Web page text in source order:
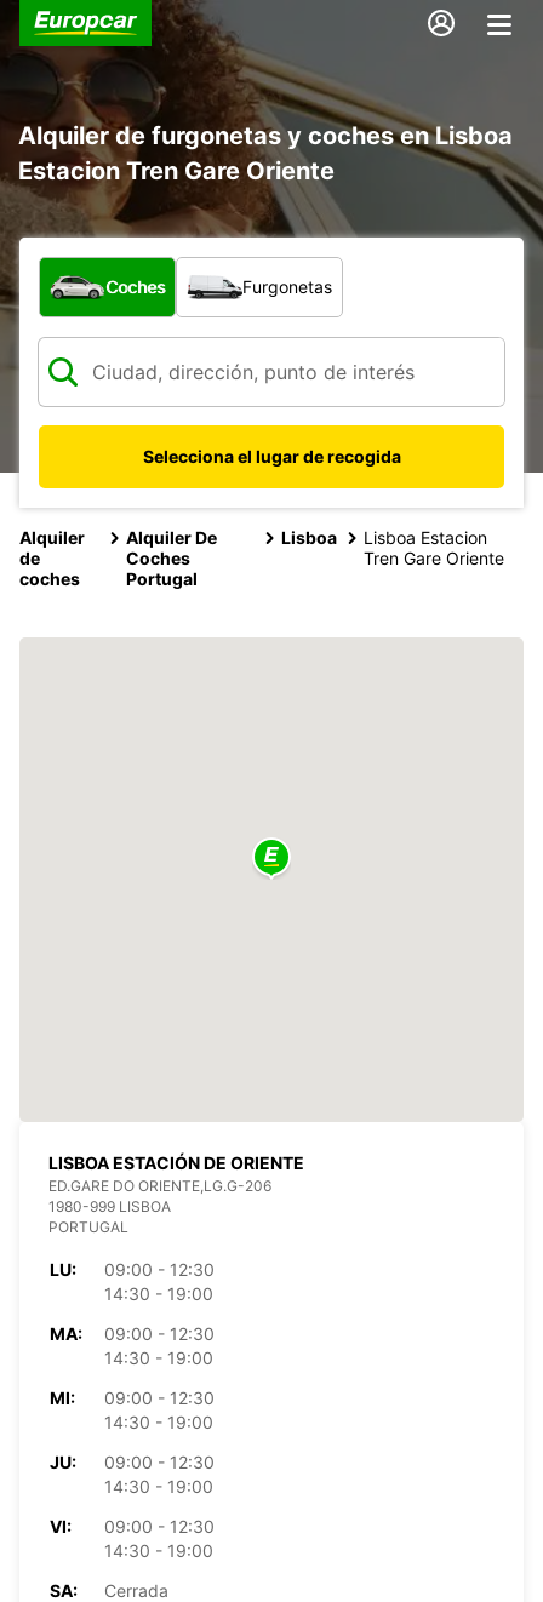
Alquiler de furgonetas y coches en Lisboa
Estacion Tren Gare Oriente
¿Qué tipo de vehículo?
Coches Furgonetas
Selecciona el lugar de recogida
Alquiler
de
coches
Alquiler De
Coches
Portugal
Lisboa
Lisboa Estacion
Tren Gare Oriente
LISBOA ESTACIÓN DE ORIENTE
ED.GARE DO ORIENTE,LG.G-206
1980-999 LISBOA
PORTUGAL
LU:
09:00 - 12:30
14:30 - 19:00
MA:
09:00 - 12:30
14:30 - 19:00
MI:
09:00 - 12:30
14:30 - 19:00
JU:
09:00 - 12:30
14:30 - 19:00
VI:
09:00 - 12:30
14:30 - 19:00
SA:
Cerrada